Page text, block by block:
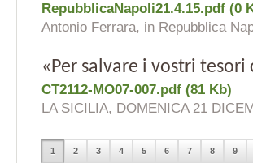
RepubblicaNapoli21.4.15.pdf (0
Antonio Ferrara, in Repubblica
«Per salvare i vostri
CT2112-MO07-007.pdf (81 Kb)
LA SICILIA, DOMENICA 21
1 2 3 4 5 6 7 8 9